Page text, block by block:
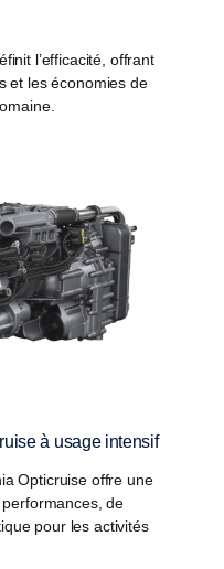
l’efficacité, offrant
et les économies de
à usage intensif
Opticruise offre une
de
pour les activités